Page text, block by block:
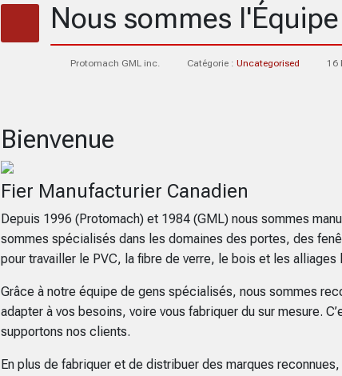
Nous sommes
Protomach GML inc. Catégorie : Uncategorised 16
Bienvenue
Fier Manufacturier Canadien
Depuis 1996 (Protomach) et 1984 (GML) nous sommes
sommes spécialisés dans les domaines des portes, des
pour travailler le PVC, la fibre de verre, le bois et les alliages
Grâce à notre équipe de gens spécialisés, nous sommes
adapter à vos besoins, voire vous fabriquer du sur mesure.
supportons nos clients.
En plus de fabriquer et de distribuer des marques